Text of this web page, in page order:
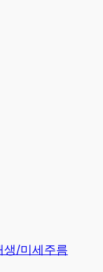
생/미세주름